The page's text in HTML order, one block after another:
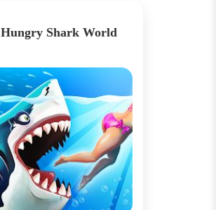
Hungry Shark World